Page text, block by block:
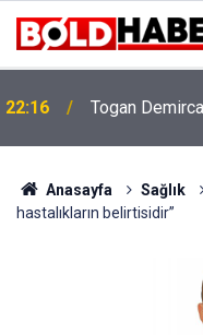
19:32 Sıcak
Anasayfa Sağlık
hastalıkların belirtisidir”